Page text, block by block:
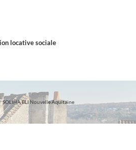
locative sociale
SOLIHA BLI Nouvelle Aquitaine